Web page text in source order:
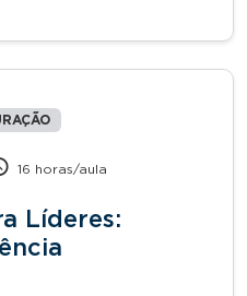
16 horas/aula
Líderes: